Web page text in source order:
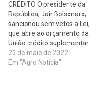
(Unirio) com o trigo
cultivado no Cerrado
Mineiro. Além…
CRÉDITO O presidente da
República, Jair Bolsonaro,
sancionou sem vetos a Lei,
que abre ao orçamento da
União crédito suplementar
no valor de R$ 2,57 bilhões.
Desse total, RS 868,5
20 de maio de 2022
Em "Agro Notícia"